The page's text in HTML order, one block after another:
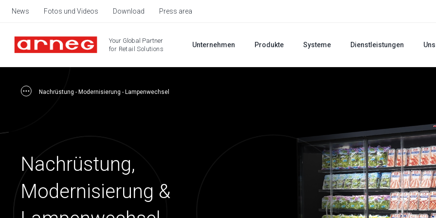
News Fotos und Videos Download Press area
Your Global Partner
for Retail Solutions
Unternehmen Produkte Systeme Dienstleistungen
Nachrüstung - Modernisierung - Lampenwechsel
Nachrüstung,
Modernisierung &